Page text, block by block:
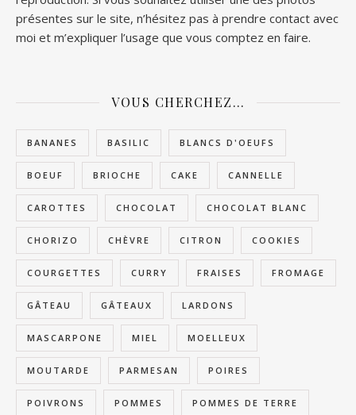
présentes sur le site, n’hésitez pas à prendre contact avec
moi et m’expliquer l’usage que vous comptez en faire.
VOUS CHERCHEZ…
BANANES BASILIC BLANCS D'OEUFS
BOEUF BRIOCHE CAKE CANNELLE
CAROTTES CHOCOLAT CHOCOLAT BLANC
CHORIZO CHÈVRE CITRON COOKIES
COURGETTES CURRY FRAISES FROMAGE
GÂTEAU GÂTEAUX LARDONS
MASCARPONE MIEL MOELLEUX
MOUTARDE PARMESAN POIRES
POIVRONS POMMES POMMES DE TERRE